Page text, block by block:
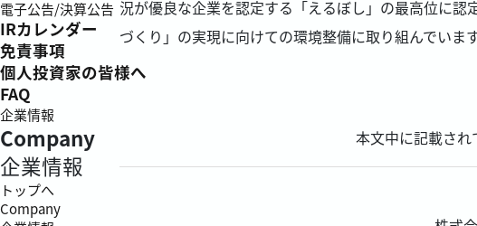
電子公告/決算公告
IRカレンダー
免責事項
個人投資家の皆様へ
FAQ
企業情報
Company
企業情報
トップへ
Company
況が優良な企業を認定する「えるぼし」の最高位に
づくり」の実現に向けての環境整備に取り組んでいます
本文中に記載され